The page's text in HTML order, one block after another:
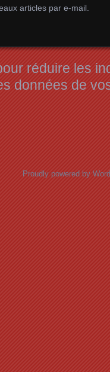
articles par e-mail.
réduire les
données de
Proudly powered by